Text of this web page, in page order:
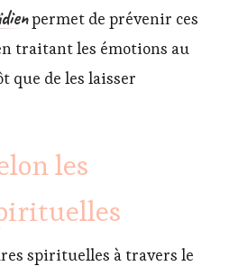
permet de prévenir ces
traitant les émotions au
que de les laisser
les
spirituelles à travers le